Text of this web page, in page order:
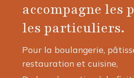
accompagne les
les particuliers.
Pour la boulangerie,
restauration et cuisine,